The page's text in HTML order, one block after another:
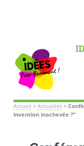
Accueil > Actualités>
invention inachevée ?”